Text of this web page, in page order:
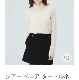
シアー ベロア タートルネ